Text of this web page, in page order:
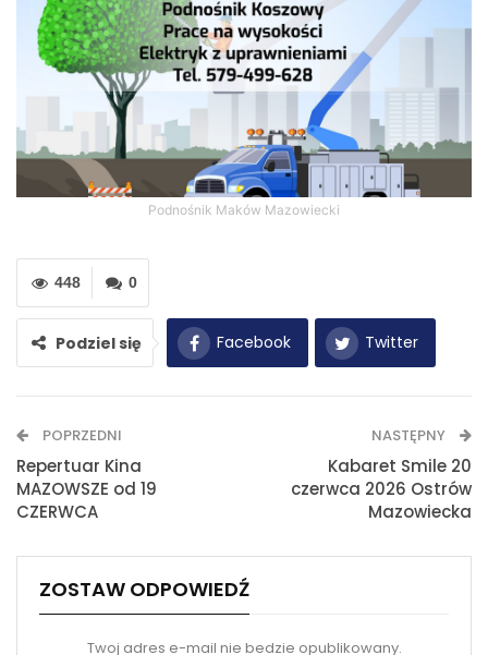
Podnośnik Maków Mazowiecki
0
448
Podziel się Facebook Twitter
POPRZEDNI
Repertuar Kina
MAZOWSZE od 19
CZERWCA
NASTĘPNY
Kabaret Smile 20
czerwca 2026 Ostrów
Mazowiecka
ZOSTAW ODPOWIEDŹ
Twoj adres e-mail nie bedzie opublikowany.